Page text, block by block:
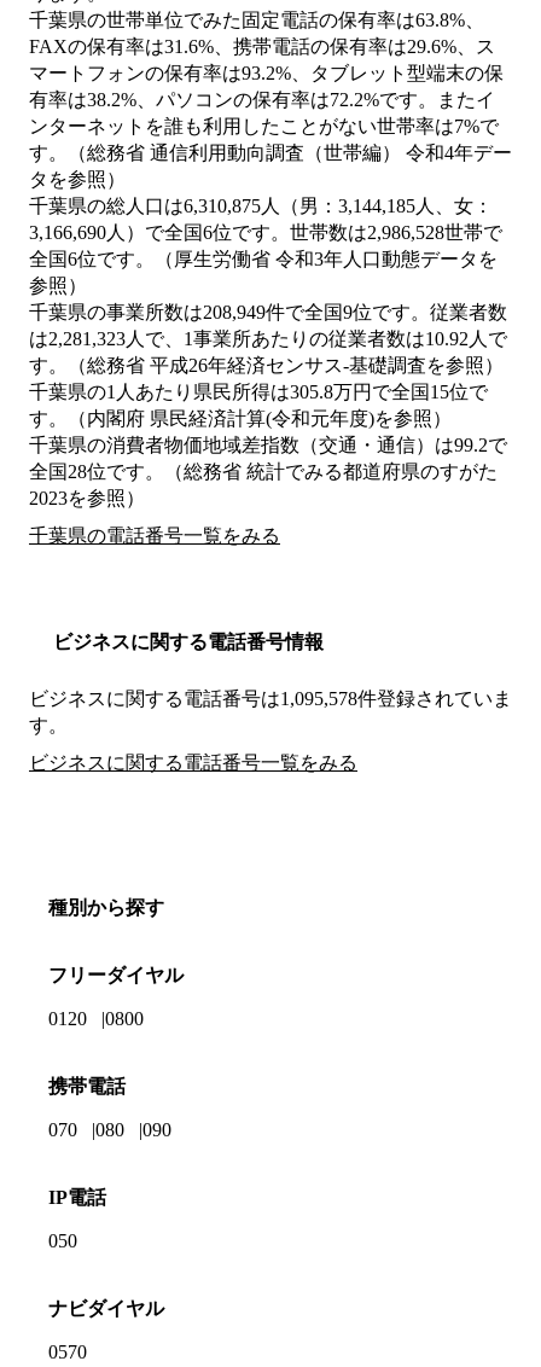
千葉県の世帯単位でみた固定電話の保有率は63.8%、
FAXの保有率は31.6%、携帯電話の保有率は29.6%、ス
マートフォンの保有率は93.2%、タブレット型端末の保
有率は38.2%、パソコンの保有率は72.2%です。またイ
ンターネットを誰も利用したことがない世帯率は7%で
す。（総務省 通信利用動向調査（世帯編） 令和4年デー
タを参照）
千葉県の総人口は6,310,875人（男：3,144,185人、女：
3,166,690人）で全国6位です。世帯数は2,986,528世帯で
全国6位です。（厚生労働省 令和3年人口動態データを
参照）
千葉県の事業所数は208,949件で全国9位です。従業者数
は2,281,323人で、1事業所あたりの従業者数は10.92人で
す。（総務省 平成26年経済センサス‐基礎調査を参照）
千葉県の1人あたり県民所得は305.8万円で全国15位で
す。（内閣府 県民経済計算(令和元年度)を参照）
千葉県の消費者物価地域差指数（交通・通信）は99.2で
全国28位です。（総務省 統計でみる都道府県のすがた
2023を参照）
千葉県の電話番号一覧をみる
ビジネスに関する電話番号情報
ビジネスに関する電話番号は1,095,578件登録されていま
す。
ビジネスに関する電話番号一覧をみる
種別から探す
フリーダイヤル
0120 0800
携帯電話
070 080 090
IP電話
050
ナビダイヤル
0570